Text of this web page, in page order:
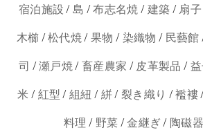
宿泊施設 /島 /布志名焼 / 建築 / 扇子
木櫛 /松代焼 /果物 / 染織物 / 民藝館
司 /瀬戸焼 /畜産農家 / 皮革製品 /
米 / 紅型 /組紐 / 絣/裂き織り /襤褸
料理 / 野菜 /金継ぎ/ 陶磁器